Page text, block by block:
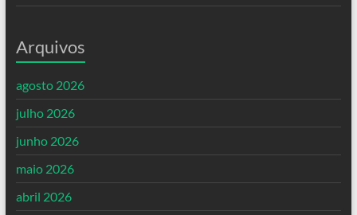
Arquivos
agosto 2026
julho 2026
junho 2026
maio 2026
abril 2026